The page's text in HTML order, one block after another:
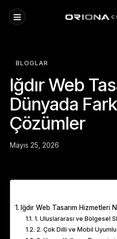
BLOGLAR
Iğdır Web
Dünyada
Çözümler
Mayıs 25, 2026
Iğdır Web Tasarım Hizmetleri
1. Uluslararası ve Bölgesel
2. Çok Dilli ve Mobil Uyumlu